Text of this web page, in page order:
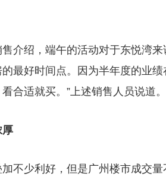
介绍，端午的活动对于东悦湾
最好时间点。因为半年度的业
合适就买。”上述销售人员说道。
厚
不少利好，但是广州楼市成交